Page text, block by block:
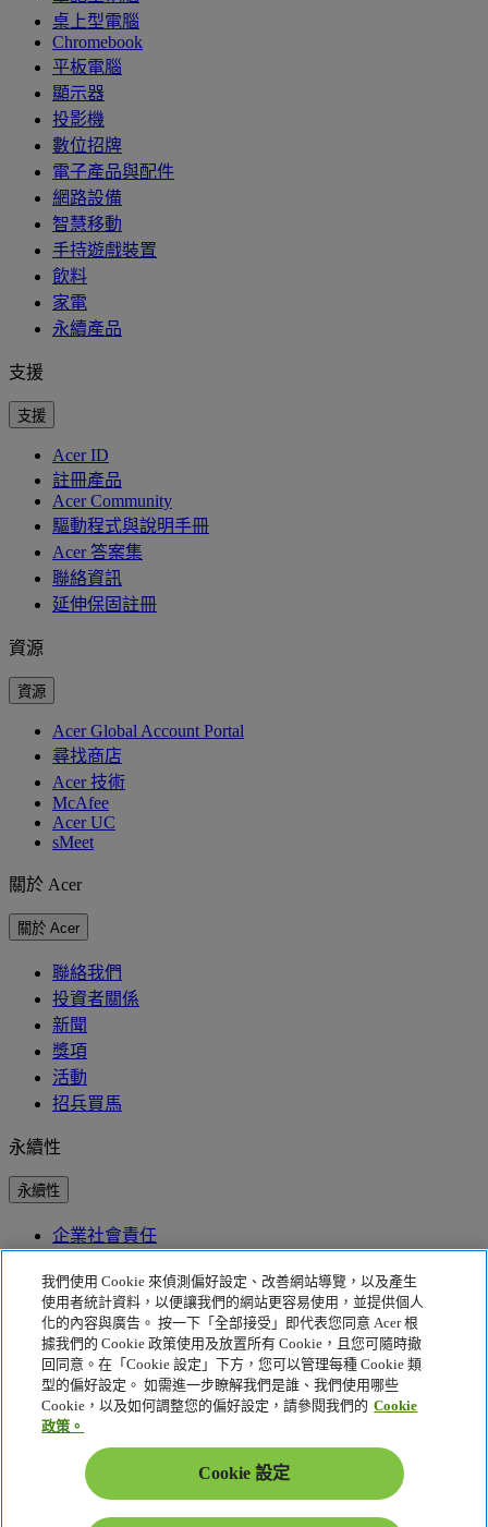
桌上型電腦
Chromebook
平板電腦
顯示器
投影機
數位招牌
電子產品與配件
網路設備
智慧移動
手持遊戲裝置
飲料
家電
永續產品
支援
支援
Acer ID
註冊產品
Acer Community
驅動程式與說明手冊
Acer 答案集
聯絡資訊
延伸保固註冊
資源
資源
Acer Global Account Portal
尋找商店
Acer 技術
McAfee
Acer UC
sMeet
關於 Acer
關於 Acer
聯絡我們
投資者關係
新聞
獎項
活動
招兵買馬
永續性
永續性
企業社會責任
Project Humanity
Earthion
EPEAT
隱私權政策
Cookie 政策
法律聲明
協助工具政策
Cookie 設定
台灣 - 繁體中文
我們使用 Cookie 來偵測偏好設定、改善網站導覽，以及產生
使用者統計資料，以便讓我們的網站更容易使用，並提供個人
化的內容與廣告。 按一下「全部接受」即代表您同意 Acer 根
據我們的 Cookie 政策使用及放置所有 Cookie，且您可隨時撤
回同意。在「Cookie 設定」下方，您可以管理每種 Cookie 類
型的偏好設定。 如需進一步瞭解我們是誰、我們使用哪些
Cookie，以及如何調整您的偏好設定，請參閱我們的 Cookie
政策。
Cookie 設定